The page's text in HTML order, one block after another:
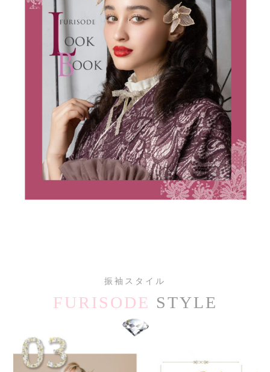
振袖スタイル
FURISODE STYLE